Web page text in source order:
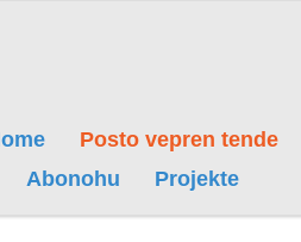
Posto vepren tende
Abonohu
Projekte